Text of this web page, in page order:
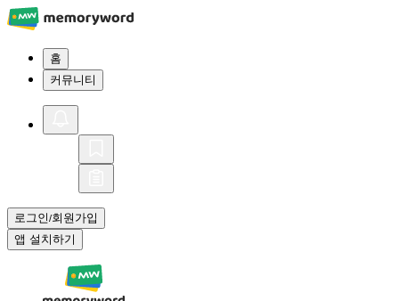
홈
커뮤니티
로그인/회원가입
앱 설치하기